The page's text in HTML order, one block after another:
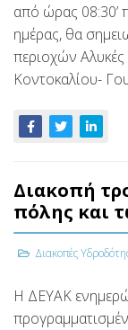
από ώρας 08:30’
ημέρας, θα
περιοχών
Κοντοκαλίου-
Διακοπή
πόλης και
Διακοπές
Η ΔΕΥΑΚ